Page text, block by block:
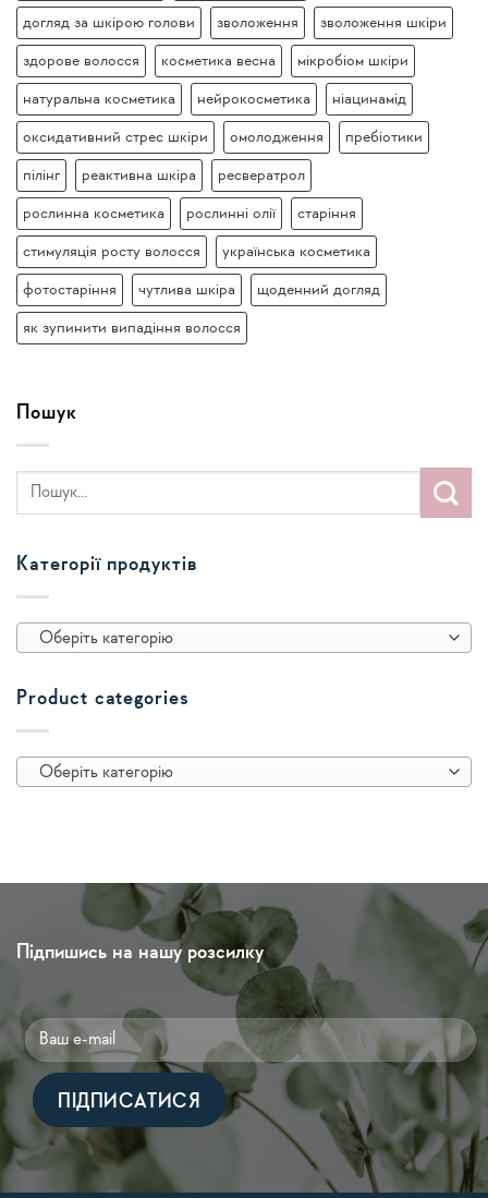
догляд за шкірою голови зволоження зволоження шкіри
здорове волосся косметика весна мікробіом шкіри
натуральна косметика нейрокосметика ніацинамід
оксидативний стрес шкіри омолодження пребіотики
пілінг реактивна шкіра ресвератрол
рослинна косметика рослинні олії старіння
стимуляція росту волосся українська косметика
фотостаріння чутлива шкіра щоденний догляд
як зупинити випадіння волосся
Пошук
Категорії продуктів
Оберіть категорію
Product categories
Оберіть категорію
Підпишись на нашу розсилку
Alternative: